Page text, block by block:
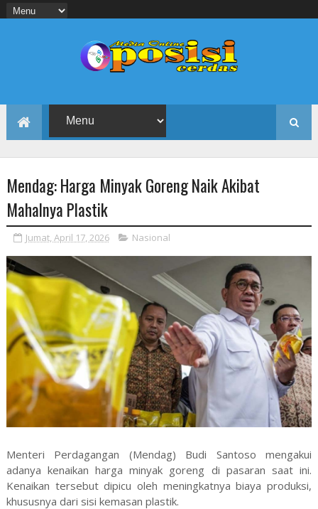
Mendag: Harga Minyak Goreng Naik Akibat
Mahalnya Plastik
Jumat, April 17, 2026 Nasional
Menteri Perdagangan (Mendag) Budi Santoso mengakui
adanya kenaikan harga minyak goreng di pasaran saat ini.
Kenaikan tersebut dipicu oleh meningkatnya biaya produksi,
khususnya dari sisi kemasan plastik.